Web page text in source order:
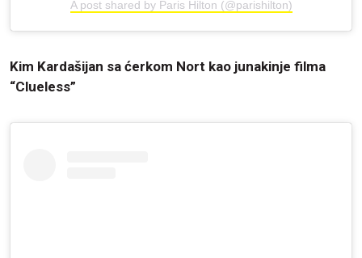
A post shared by Paris Hilton (@parishilton)
Kim Kardašijan sa ćerkom Nort kao junakinje filma
“Clueless”